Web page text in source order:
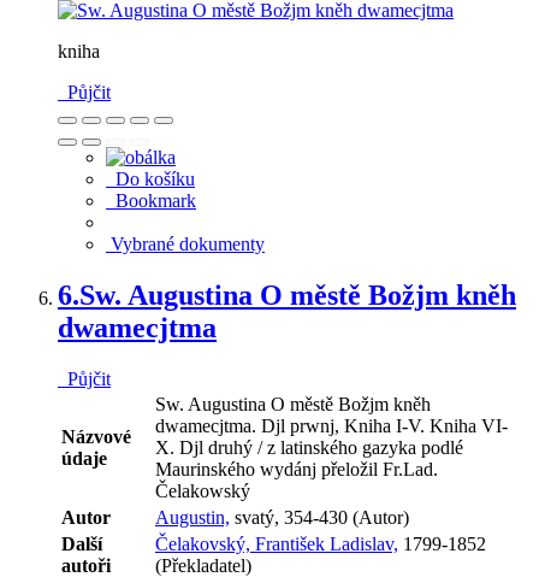
kniha
Půjčit
Do košíku
Bookmark
Vybrané dokumenty
6.Sw. Augustina O městě Božjm kněh
dwamecjtma
Půjčit
Názvové
údaje
Sw. Augustina O městě Božjm kněh
dwamecjtma. Djl prwnj, Kniha I-V. Kniha VI-
X. Djl druhý / z latinského gazyka podlé
Maurinského wydánj přeložil Fr.Lad.
Čelakowský
Autor
Augustin, svatý, 354-430 (Autor)
Další
autoři
Čelakovský, František Ladislav, 1799-1852
(Překladatel)